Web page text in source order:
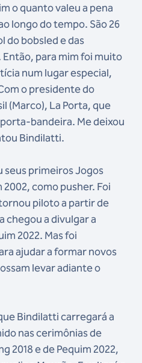
o quanto valeu a pena
longo do tempo. São 26
do bobsled e das
para mim foi muito
num lugar especial,
o presidente do
(Marco), La Porta, que
bandeira. Me deixou
Bindilatti.
seus primeiros Jogos
como pusher. Foi
piloto a partir de
chegou a divulgar a
2022. Mas foi
ajudar a formar novos
levar adiante o
Bindilatti carregará a
nas cerimônias de
2018 e de Pequim 2022,